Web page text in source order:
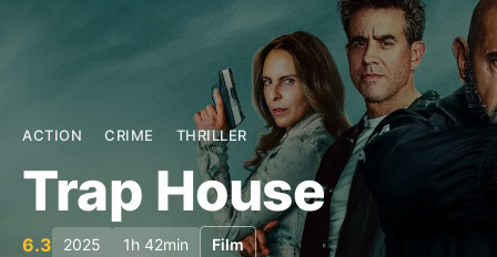
ACTION CRIME THRILLER
Trap House
6.3 2025 1h 42min Film